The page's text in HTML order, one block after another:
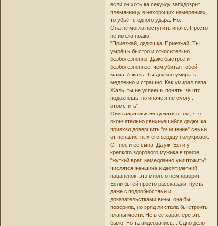
если он хоть на секунду заподозрит
племянницу в нехороших намерениях,
то убьёт с одного удара. Но...
Она не могла поступить иначе. Просто
не имела права.
"Приезжай, дядюшка. Приезжай. Ты
умрёшь быстро и относительно
безболезненно. Даже быстрее и
безболезненнее, чем убитая тобой
мама. А жаль. Ты должен умирать
медленно и страшно. Как умирал папа.
Жаль, ты не успеешь понять, за что
подохнешь, но иначе я не смогу...
отомстить".
Она старалась не думать о том, что
окончательно свихнувшийся дядюшка
приехал довершить "очищение" семьи
от ненавистных его сердцу полукровок.
От неё и её сына. Да уж. Если у
крепкого здорового мужика в графе
"жуткий враг, немедленно уничтожить"
числятся женщина и десятилетний
пацанёнок, это много о нём говорит.
Если бы ей просто рассказали, пусть
даже с подробностями и
доказательствами вины, она бы
поверила, но вряд ли стала бы строить
планы мести. Не в её характере это
было. Но та видеозапись... Одно дело